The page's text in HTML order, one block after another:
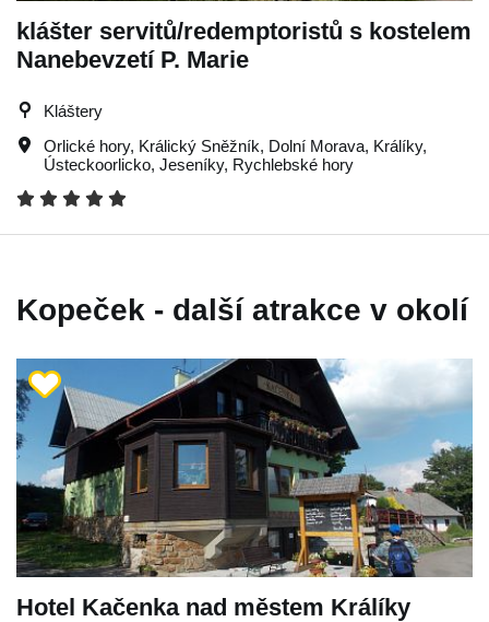
klášter servitů/redemptoristů s kostelem
Nanebevzetí P. Marie
Kláštery
Orlické hory, Králický Sněžník, Dolní Morava, Králíky,
Ústeckoorlicko, Jeseníky, Rychlebské hory
Kopeček - další atrakce v okolí
Hotel Kačenka nad městem Králíky